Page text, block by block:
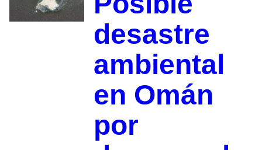
desastre
ambiental
en Omán
por